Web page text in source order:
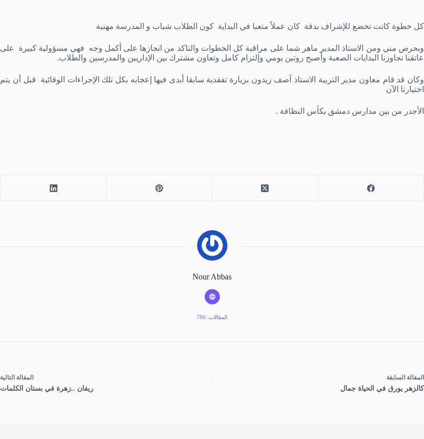
كل خطوة كانت تخضع للإشراف بدقة كان عملاً متعبا في البداية كون الطلاب شباب و المدرسة مهنية
وبحرص مني ومن الاستاذ المدير ماهر شما على مراقبة كل الخطوات والتاكد من انجازها على أكمل وجه فهي مسؤولية كبيرة على
عاتقنا تجاوزنا البدايات الصعبة وأصبح روتين يومي وإلتزام كامل وتعاون مشترك بين الإداريين والمدرسين والطلاب.
وكان قد قام معاون مدير التربية الاستاذ آصف زيدون بزيارة تفقدية سابقا أبدى فيها إعجابه بكل تلك الإجراءات الوقائية قبل أن يتم
اختيارنا الآن
الأجدر من بين مدارس دمشق بكأس النظافة .
Nour Abbas
المقالات: 786
المقالة السابقة
كالزهر يورق في الحياة جمال
المقالة التالية
ريفان ..زهرة في بستان الكلمات